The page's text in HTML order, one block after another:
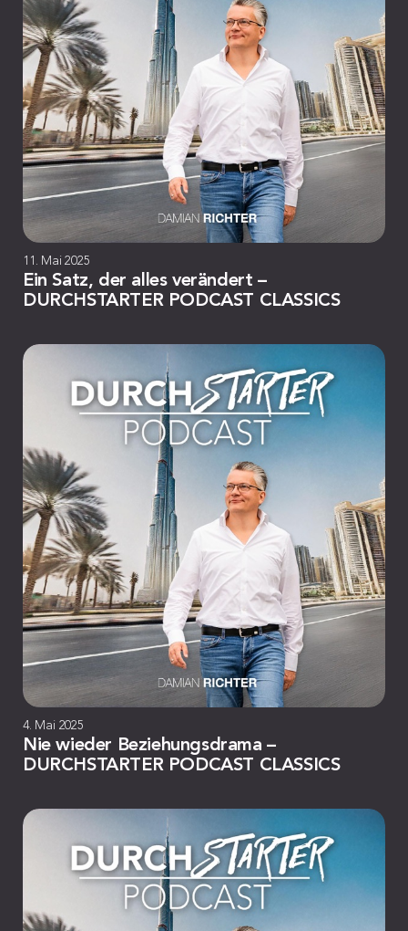
11. Mai 2025
Ein Satz, der alles verändert –
DURCHSTARTER PODCAST CLASSICS
4. Mai 2025
Nie wieder Beziehungsdrama –
DURCHSTARTER PODCAST CLASSICS